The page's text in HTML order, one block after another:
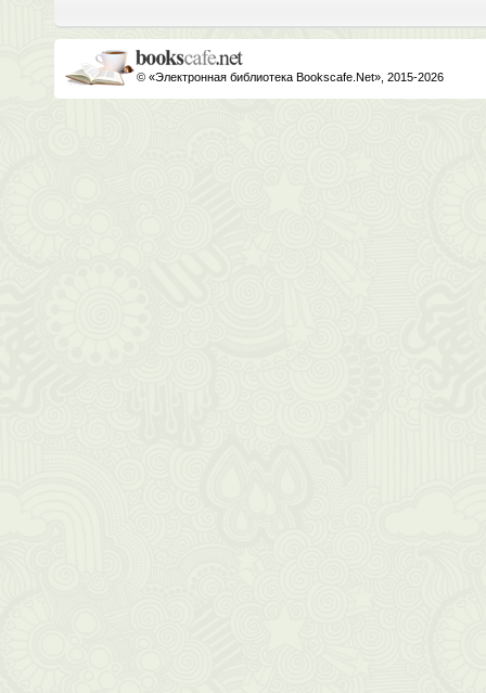
© «Электронная библиотека Bookscafe.Net», 2015-2026